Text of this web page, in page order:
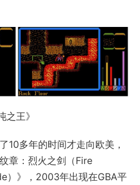
之王》
10多年的时间才走向欧美，
章：烈火之剑（Fire
）》，2003年出现在GBA平